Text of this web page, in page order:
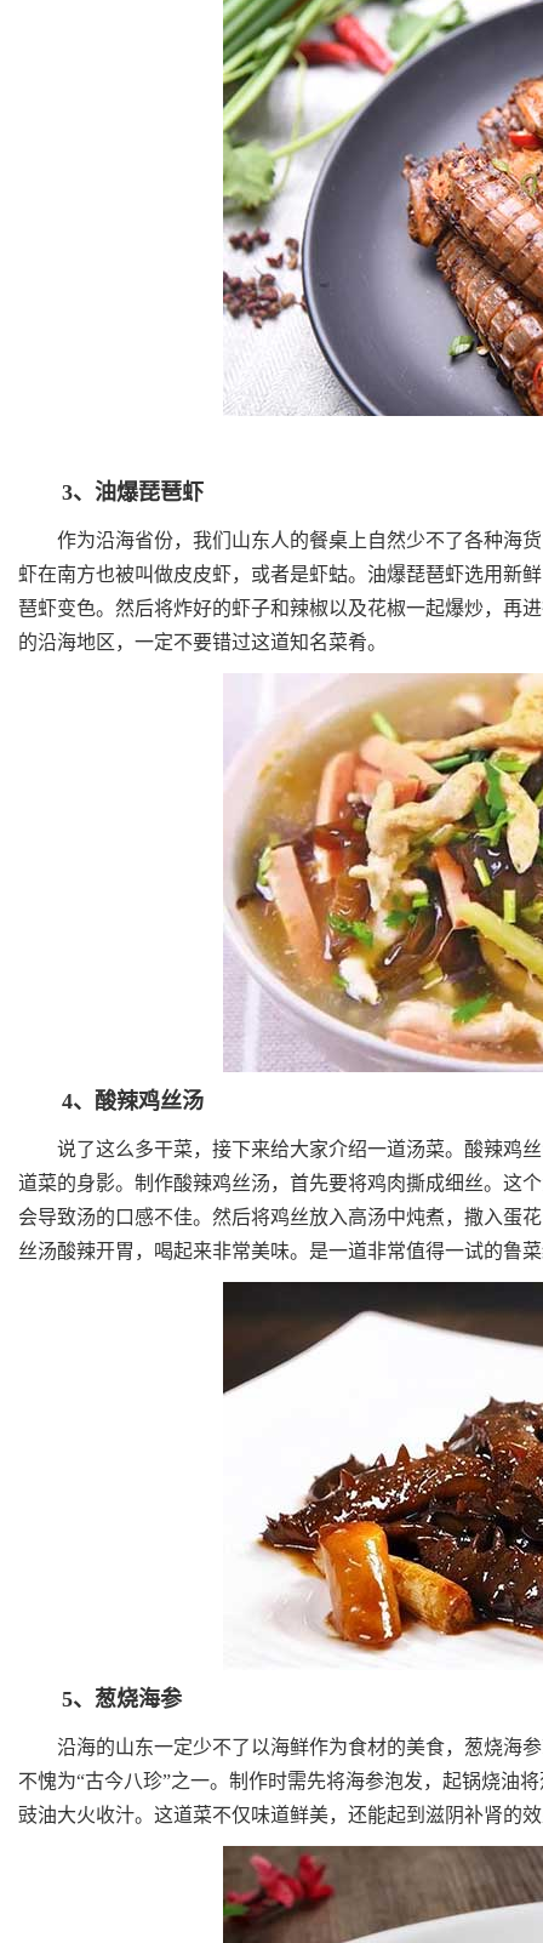
3、油爆琵琶虾
作为沿海省份，我们山东人的餐桌上自然少不了各种海货
虾在南方也被叫做皮皮虾，或者是虾蛄。油爆琵琶虾选用新
琶虾变色。然后将炸好的虾子和辣椒以及花椒一起爆炒，再
的沿海地区，一定不要错过这道知名菜肴。
4、酸辣鸡丝汤
说了这么多干菜，接下来给大家介绍一道汤菜。酸辣鸡丝
道菜的身影。制作酸辣鸡丝汤，首先要将鸡肉撕成细丝。这
会导致汤的口感不佳。然后将鸡丝放入高汤中炖煮，撒入蛋
丝汤酸辣开胃，喝起来非常美味。是一道非常值得一试的鲁
5、葱烧海参
沿海的山东一定少不了以海鲜作为食材的美食，葱烧海参
不愧为“古今八珍”之一。制作时需先将海参泡发，起锅烧油
豉油大火收汁。这道菜不仅味道鲜美，还能起到滋阴补肾的